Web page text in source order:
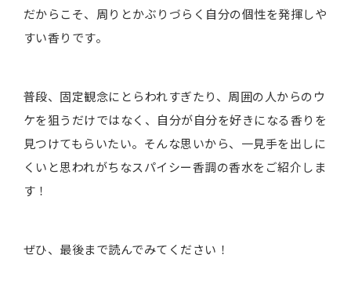
だからこそ、周りとかぶりづらく自分の個性を発揮しや
すい香りです。
普段、固定観念にとらわれすぎたり、周囲の人からのウ
ケを狙うだけではなく、自分が自分を好きになる香りを
見つけてもらいたい。そんな思いから、一見手を出しに
くいと思われがちなスパイシー香調の香水をご紹介しま
す！
ぜひ、最後まで読んでみてください！